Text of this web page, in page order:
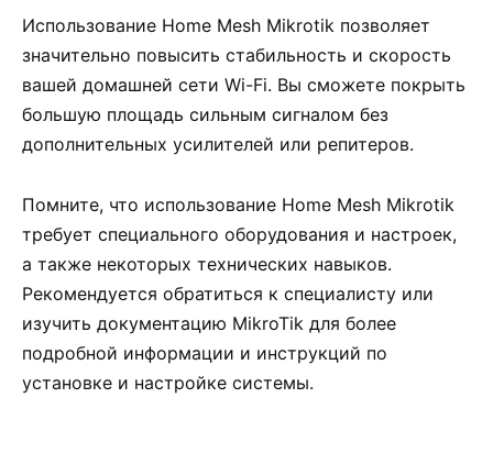
Использование Home Mesh Mikrotik позволяет
значительно повысить стабильность и скорость
вашей домашней сети Wi-Fi. Вы сможете покрыть
большую площадь сильным сигналом без
дополнительных усилителей или репитеров.
Помните, что использование Home Mesh Mikrotik
требует специального оборудования и настроек,
а также некоторых технических навыков.
Рекомендуется обратиться к специалисту или
изучить документацию MikroTik для более
подробной информации и инструкций по
установке и настройке системы.